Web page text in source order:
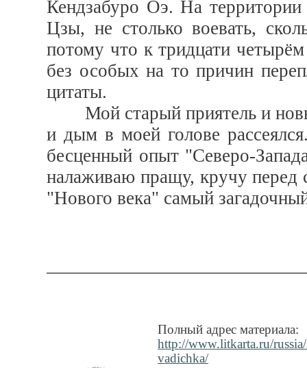
Кендзабуро Оэ. На территории
Цзы, не столько воевать,
потому что к тридцати
без особых на то причин
цитаты.
Мой старый приятель и
и дым в моей голове
бесценный опыт "Северо-
налаживаю пращу, кручу перед
"Нового века" самый
Полный адрес материала:
http://www.litkarta.ru/
vadichka/